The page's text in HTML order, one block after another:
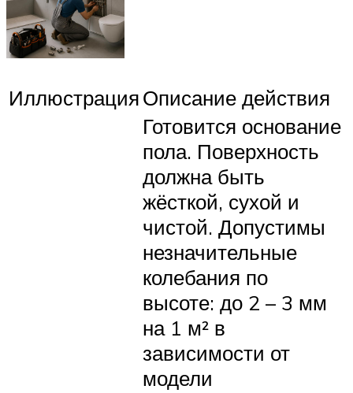
ИллюстрацияОписание действия
Готовится основание
пола. Поверхность
должна быть
жёсткой, сухой и
чистой. Допустимы
незначительные
колебания по
высоте: до 2 – 3 мм
на 1 м² в
зависимости от
модели